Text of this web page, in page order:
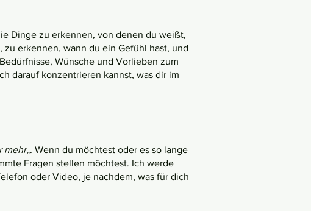
Dinge zu erkennen, von denen du weißt,
erkennen, wann du ein Gefühl hast, und
Wünsche und Vorlieben zum
darauf konzentrieren kannst, was dir im
mehr„. Wenn du möchtest oder es so lange
Fragen stellen möchtest. Ich werde
oder Video, je nachdem, was für dich